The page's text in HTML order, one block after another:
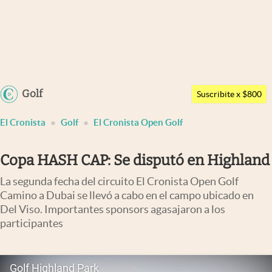
Argentina
Colombia
Uruguay
Golf
Members
Economía y Política
Mercados Online
Negocios
Columnistas
Apertura
Suscribite x $800
El Cronista Golf El Cronista Open Golf
Copa HASH CAP: Se disputó en Highland
La segunda fecha del circuito El Cronista Open Golf
Camino a Dubai se llevó a cabo en el campo ubicado en
Del Viso. Importantes sponsors agasajaron a los
participantes